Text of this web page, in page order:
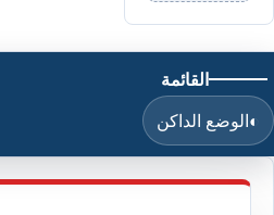
القائمة
◐الوضع الداكن